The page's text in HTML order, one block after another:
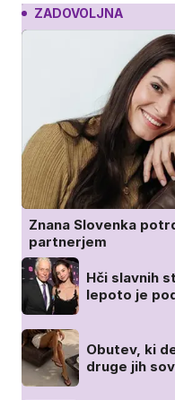
ZADOVOLJNA
Znana Slovenka
partnerjem
Hči slavnih
lepoto je
Obutev, ki
druge jih